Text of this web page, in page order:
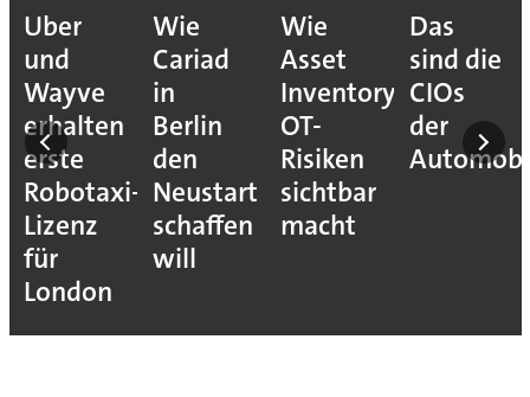
Uber
und
Wayve
erhalten
erste
Robotaxi-
Lizenz
für
London
Wie
Cariad
in
Berlin
den
Neustart
schaffen
will
Wie
Asset
Inventory
OT-
Risiken
sichtbar
macht
Das
sind die
CIOs
der